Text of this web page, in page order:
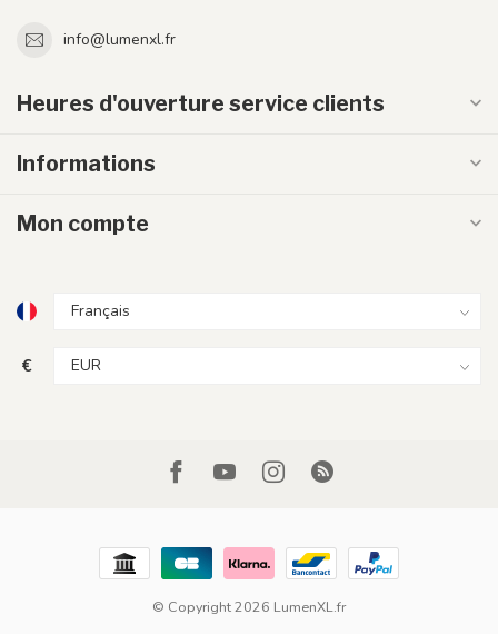
info@lumenxl.fr
Heures d'ouverture service clients
Informations
Mon compte
€
© Copyright 2026 LumenXL.fr